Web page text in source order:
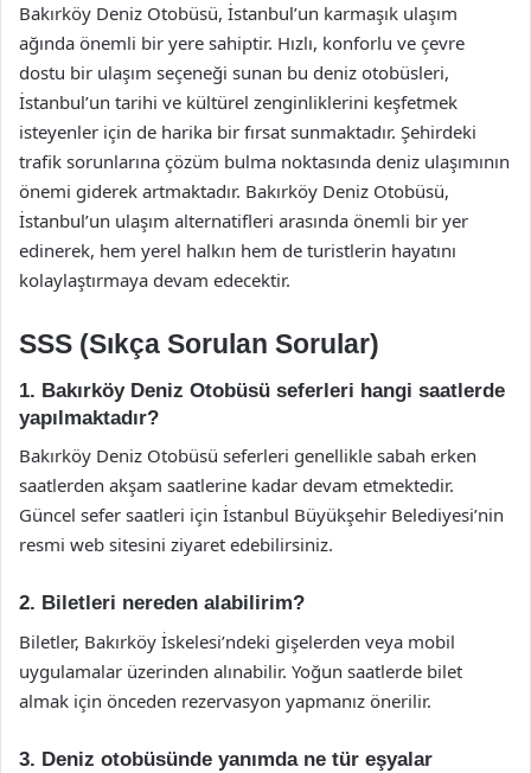
Bakırköy Deniz Otobüsü, İstanbul’un karmaşık ulaşım
ağında önemli bir yere sahiptir. Hızlı, konforlu ve çevre
dostu bir ulaşım seçeneği sunan bu deniz otobüsleri,
İstanbul’un tarihi ve kültürel zenginliklerini keşfetmek
isteyenler için de harika bir fırsat sunmaktadır. Şehirdeki
trafik sorunlarına çözüm bulma noktasında deniz ulaşımının
önemi giderek artmaktadır. Bakırköy Deniz Otobüsü,
İstanbul’un ulaşım alternatifleri arasında önemli bir yer
edinerek, hem yerel halkın hem de turistlerin hayatını
kolaylaştırmaya devam edecektir.
SSS (Sıkça Sorulan Sorular)
1. Bakırköy Deniz Otobüsü seferleri hangi saatlerde
yapılmaktadır?
Bakırköy Deniz Otobüsü seferleri genellikle sabah erken
saatlerden akşam saatlerine kadar devam etmektedir.
Güncel sefer saatleri için İstanbul Büyükşehir Belediyesi’nin
resmi web sitesini ziyaret edebilirsiniz.
2. Biletleri nereden alabilirim?
Biletler, Bakırköy İskelesi’ndeki gişelerden veya mobil
uygulamalar üzerinden alınabilir. Yoğun saatlerde bilet
almak için önceden rezervasyon yapmanız önerilir.
3. Deniz otobüsünde yanımda ne tür eşyalar